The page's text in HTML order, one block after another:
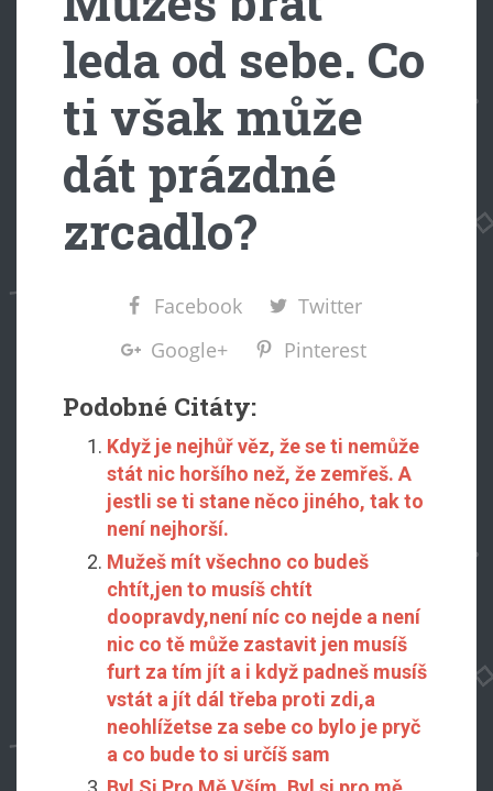
leda od sebe. Co
ti však může
dát prázdné
zrcadlo?
Facebook
Twitter
Google+
Pinterest
Podobné Citáty:
Když je nejhůř věz, že se ti nemůže
stát nic horšího než, že zemřeš. A
jestli se ti stane něco jiného, tak to
není nejhorší.
Mužeš mít všechno co budeš
chtít,jen to musíš chtít
doopravdy,není níc co nejde a není
nic co tě může zastavit jen musíš
furt za tím jít a i když padneš musíš
vstát a jít dál třeba proti zdi,a
neohlížetse za sebe co bylo je pryč
a co bude to si určíš sam